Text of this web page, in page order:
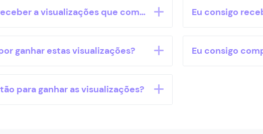
a visualizações que comprei?
ganhar estas visualizações?
para ganhar as visualizações?
Eu consigo
Eu consigo